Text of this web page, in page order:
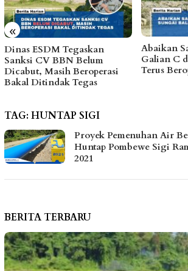
«
Abaikan Sanksi ESDM,
Galian C di Sungai Baliara
Terus Beroperasi
Arpan
Kawal
Warga
TAG: HUNTAP SIGI
Proyek Pemenuhan Air
Huntap Pombewe Sigi
2021
BERITA TERBARU